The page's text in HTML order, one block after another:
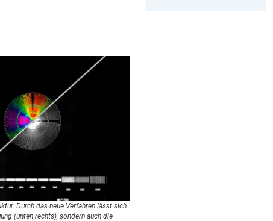
Durch das neue Verfahren lässt sich
(unten rechts), sondern auch die